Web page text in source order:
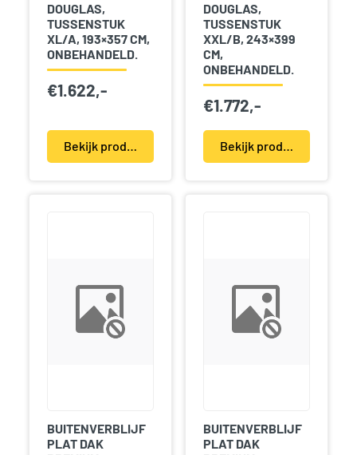
DOUGLAS,
TUSSENSTUK
XL/A, 193×357 CM,
ONBEHANDELD.
€1.622,-
Bekijk product(en)
DOUGLAS,
TUSSENSTUK
XXL/B, 243×399
CM,
ONBEHANDELD.
€1.772,-
Bekijk product(en)
BUITENVERBLIJF
PLAT DAK
BUITENVERBLIJF
PLAT DAK